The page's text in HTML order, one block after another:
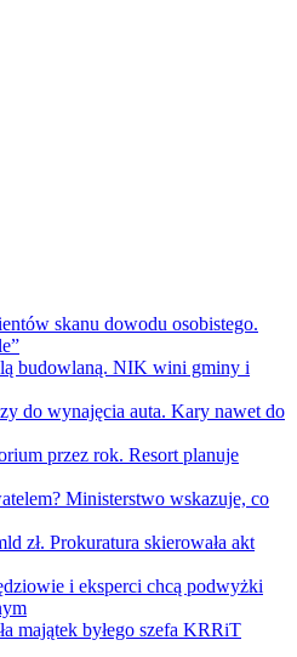
skanu dowodu osobistego.
budowlaną. NIK wini gminy i
do wynajęcia auta. Kary nawet do
przez rok. Resort planuje
Ministerstwo wskazuje, co
zł. Prokuratura skierowała akt
i eksperci chcą podwyżki
majątek byłego szefa KRRiT